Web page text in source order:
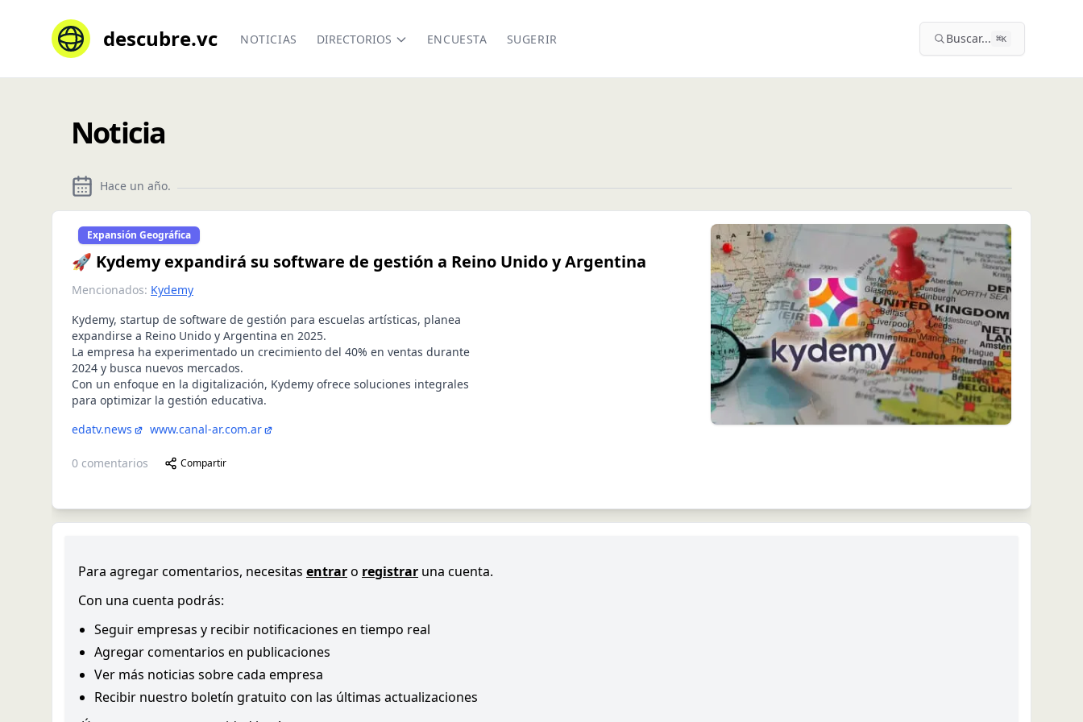
descubre.vc NOTICIAS DIRECTORIOS ENCUESTA SUGERIR Buscar... ⌘K
Noticia
Hace un año.
Expansión Geográfica
🚀 Kydemy expandirá su software de gestión a Reino Unido y Argentina
Mencionados: Kydemy
Kydemy, startup de software de gestión para escuelas artísticas, planea
expandirse a Reino Unido y Argentina en 2025.
La empresa ha experimentado un crecimiento del 40% en ventas durante
2024 y busca nuevos mercados.
Con un enfoque en la digitalización, Kydemy ofrece soluciones integrales
para optimizar la gestión educativa.
edatv.news
www.canal-ar.com.ar
0 comentarios Compartir
Para agregar comentarios, necesitas entraro registrar una cuenta.
Con una cuenta podrás:
Seguir empresas y recibir notificaciones en tiempo real
Agregar comentarios en publicaciones
Ver más noticias sobre cada empresa
Recibir nuestro boletín gratuito con las últimas actualizaciones